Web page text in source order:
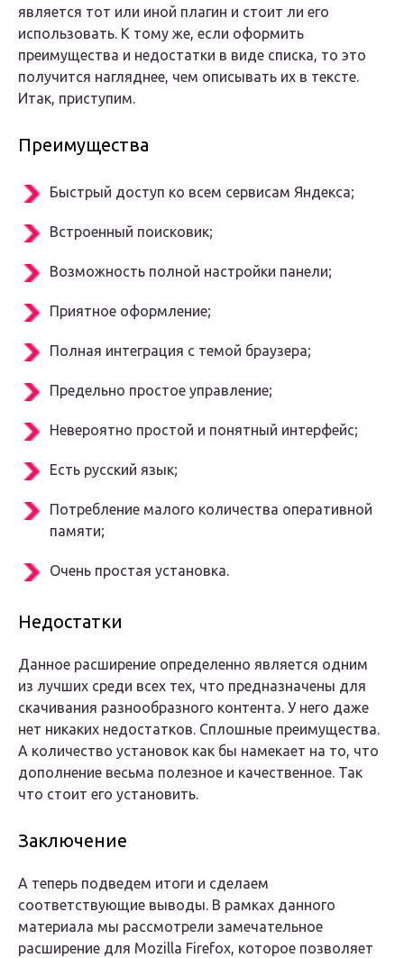
является тот или иной плагин и стоит ли его
использовать. К тому же, если оформить
преимущества и недостатки в виде списка, то это
получится нагляднее, чем описывать их в тексте.
Итак, приступим.
Преимущества
Быстрый доступ ко всем сервисам Яндекса;
Встроенный поисковик;
Возможность полной настройки панели;
Приятное оформление;
Полная интеграция с темой браузера;
Предельно простое управление;
Невероятно простой и понятный интерфейс;
Есть русский язык;
Потребление малого количества оперативной
памяти;
Очень простая установка.
Недостатки
Данное расширение определенно является одним
из лучших среди всех тех, что предназначены для
скачивания разнообразного контента. У него даже
нет никаких недостатков. Сплошные преимущества.
А количество установок как бы намекает на то, что
дополнение весьма полезное и качественное. Так
что стоит его установить.
Заключение
А теперь подведем итоги и сделаем
соответствующие выводы. В рамках данного
материала мы рассмотрели замечательное
расширение для Mozilla Firefox, которое позволяет